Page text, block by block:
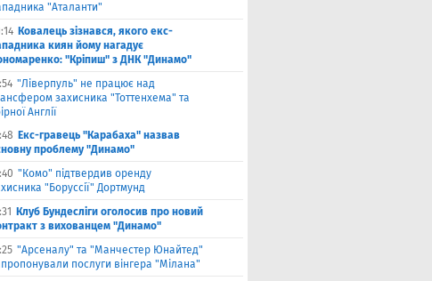
"Аталанти"
Ковалець зізнався, якого екс-
киян йому нагадує
"Кріпиш" з ДНК "Динамо"
"Ліверпуль" не працює над
захисника "Тоттенхема" та
Англії
Екс-гравець "Карабаха" назвав
проблему "Динамо"
"Комо" підтвердив оренду
"Боруссії" Дортмунд
Клуб Бундесліги оголосив про новий
з вихованцем "Динамо"
"Арсеналу" та "Манчестер Юнайтед"
послуги вінгера "Мілана"